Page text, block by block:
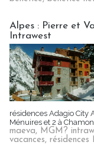
Alpes : Pierre et
Intrawest
résidences Adagio City
Ménuires et 2 à
maeva, MGM?
vacances, résidences